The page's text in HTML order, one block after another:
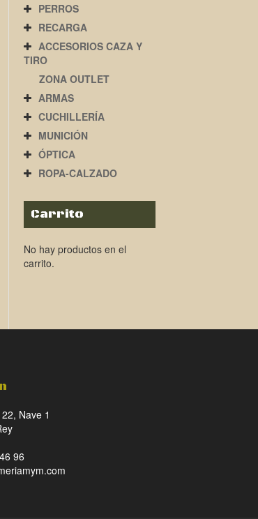
PERROS
RECARGA
ACCESORIOS CAZA Y
TIRO
ZONA OUTLET
ARMAS
CUCHILLERÍA
MUNICIÓN
ÓPTICA
ROPA-CALZADO
Carrito
No hay productos en el
carrito.
Nave 1
96